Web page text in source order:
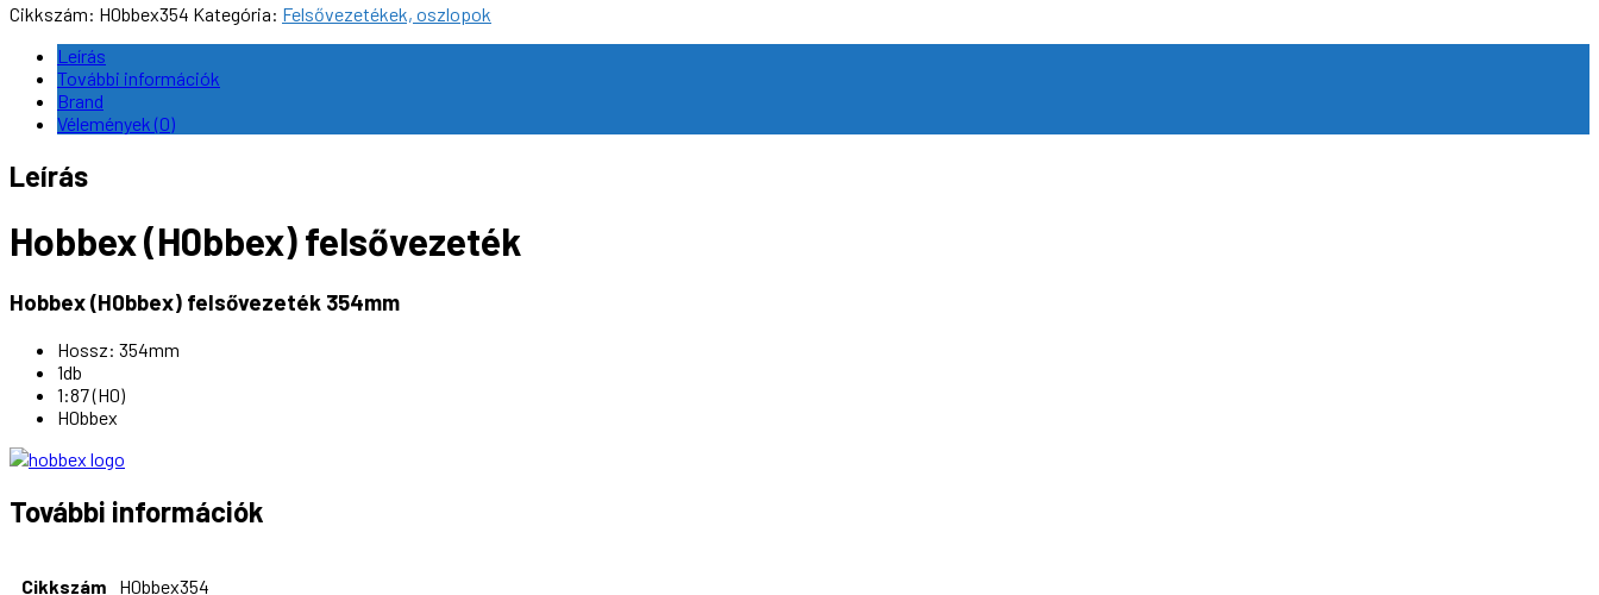
Cikkszám: H0bbex354 Kategória: Felsővezetékek, oszlopok
Leírás
További információk
Brand
Vélemények (0)
Leírás
Hobbex (H0bbex) felsővezeték
Hobbex (H0bbex) felsővezeték 354mm
Hossz: 354mm
1db
1:87 (H0)
H0bbex
További információk
Cikkszám H0bbex354